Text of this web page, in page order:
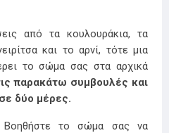
από τα κουλουράκια, τα
και το αρνί, τότε μια
το σώμα σας στα αρχικά
παρακάτω συμβουλές και
δύο μέρες.
Βοηθήστε το σώμα σας να